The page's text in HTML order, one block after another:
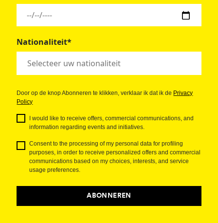
Nationaliteit*
Door op de knop Abonneren te klikken, verklaar ik dat ik de Privacy
Policy
I would like to receive offers, commercial communications, and
information regarding events and initiatives.
Consent to the processing of my personal data for profiling
purposes, in order to receive personalized offers and commercial
communications based on my choices, interests, and service
usage preferences.
ABONNEREN